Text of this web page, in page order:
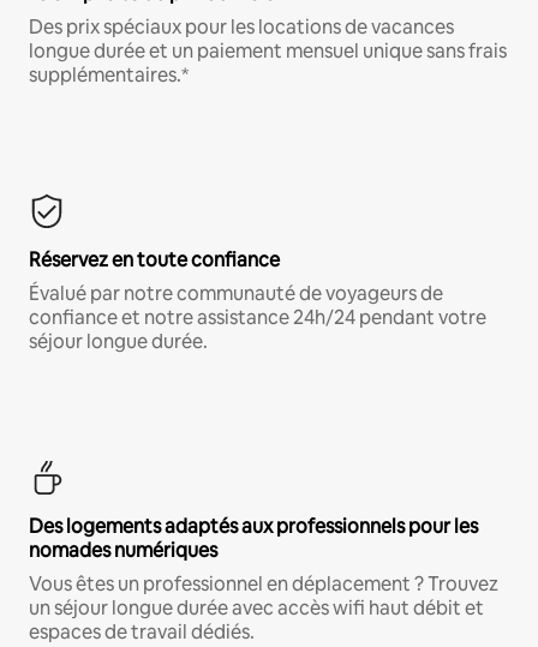
Des prix spéciaux pour les locations de vacances
longue durée et un paiement mensuel unique sans frais
supplémentaires.*
Réservez en toute confiance
Évalué par notre communauté de voyageurs de
confiance et notre assistance 24h/24 pendant votre
séjour longue durée.
Des logements adaptés aux professionnels pour les
nomades numériques
Vous êtes un professionnel en déplacement ? Trouvez
un séjour longue durée avec accès wifi haut débit et
espaces de travail dédiés.